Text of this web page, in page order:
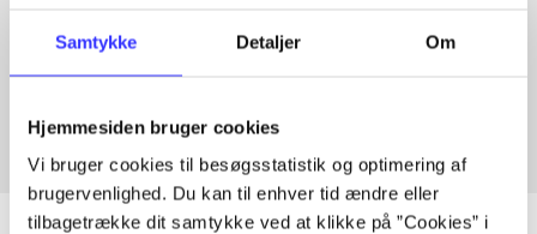
Samtykke Detaljer Om
Hjemmesiden bruger cookies
Vi bruger cookies til besøgsstatistik og optimering af
brugervenlighed. Du kan til enhver tid ændre eller
tilbagetrække dit samtykke ved at klikke på ”Cookies” i
Artikler med samme emner
Fra